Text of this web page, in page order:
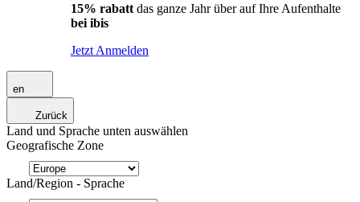
15% rabatt das ganze Jahr über auf Ihre Aufenthalte
bei ibis
Jetzt Anmelden
en
Zurück
Land und Sprache unten auswählen
Geografische Zone
Land/Region - Sprache